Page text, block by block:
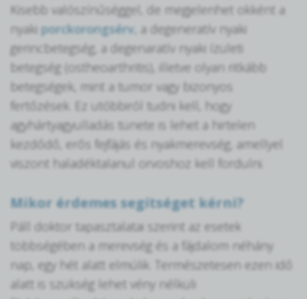
Kisebb valószínűséggel, de megjelenhet okként a
nyaki porckorongsérv , a degeneratív nyaki
gerincbetegség, a degenaratív nyaki ízületi
betegség (ostheoarthritis), illetve olyan ritkább
betegségek, mint a tumor vagy bizonyos
fertőzések. Ez utóbbiról tudni kell, hogy
agyhártyagyulladás tünete is lehet a hirtelen
kezdődő, erős fejfájás és nyakmerevség, amellyel
viszont haladéktalanul orvoshoz kell fordulni.
Mikor érdemes segítséget kérni?
Páll doktor tapasztalatai szerint az esetek
többségében a merevség és a fájdalom néhány
nap, egy hét alatt elmúlik. Természetesen ezen idő
alatt is szükség lehet vény nélküli